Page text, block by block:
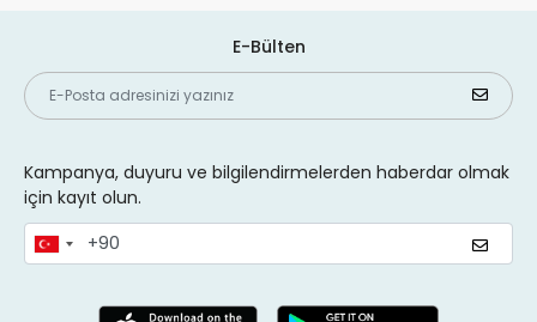
E-Bülten
Kampanya, duyuru ve bilgilendirmelerden haberdar olmak
için kayıt olun.